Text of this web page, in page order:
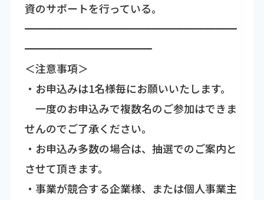
資のサポートを行っている。
━━━━━━━━━━━━━━━━━━━━
━━━━━━━━━━━━
＜注意事項＞
・お申込みは1名様毎にお願いいたします。
一度のお申込みで複数名のご参加はできま
せんのでご了承ください。
・お申込み多数の場合は、抽選でのご案内と
させて頂きます。
・事業が競合する企業様、または個人事業主